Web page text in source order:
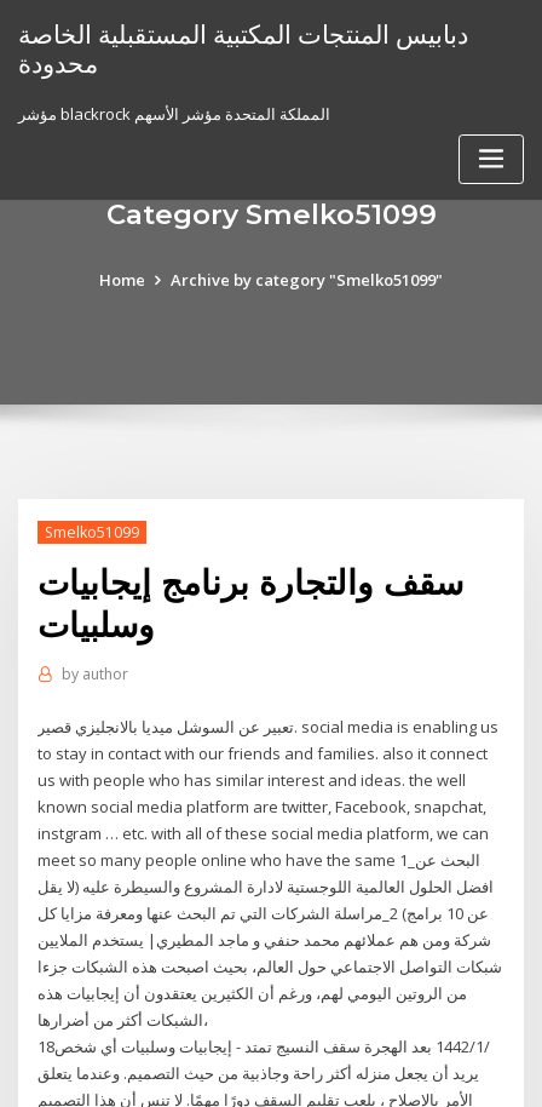
content
دبابيس المنتجات المكتبية المستقبلية الخاصة
محدودة
مؤشر blackrock المملكة المتحدة مؤشر الأسهم
Category Smelko51099
Home Archive by category "Smelko51099"
Smelko51099
سقف والتجارة برنامج إيجابيات
وسلبيات
by author
تعبير عن السوشل ميديا بالانجليزي قصير. social media is enabling us
to stay in contact with our friends and families. also it connect
us with people who has similar interest and ideas. the well
known social media platform are twitter, Facebook, snapchat,
instgram … etc. with all of these social media platform, we can
meet so many people online who have the same 1_البحث عن
افضل الحلول العالمية اللوجستية لادارة المشروع والسيطرة عليه (لا يقل
عن 10 برامج) 2_مراسلة الشركات التي تم البحث عنها ومعرفة مزايا كل
شركة ومن هم عملائهم محمد حنفي و ماجد المطيري| يستخدم الملايين
شبكات التواصل الاجتماعي حول العالم، بحيث اصبحت هذه الشبكات جزءا
من الروتين اليومي لهم، ورغم أن الكثيرين يعتقدون أن إيجابيات هذه
الشبكات أكثر من أضرارها،
18‏‏/1‏‏/1442 بعد الهجرة سقف النسيج تمتد - إيجابيات وسلبيات أي شخص
يريد أن يجعل منزله أكثر راحة وجاذبية من حيث التصميم. وعندما يتعلق
الأمر بالإصلاح ، يلعب تقليم السقف دورًا مهمًا. لا تنس أن هذا التصميم